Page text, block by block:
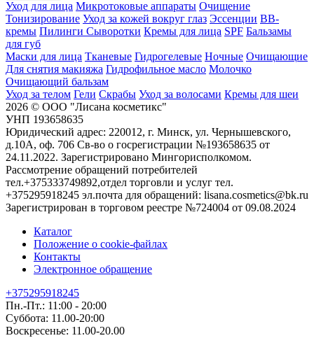
Уход для лица Микротоковые аппараты Очищение
Тонизирование Уход за кожей вокруг глаз Эссенции ВВ-
кремы Пилинги Сыворотки Кремы для лица SPF Бальзамы
для губ
Маски для лица Тканевые Гидрогелевые Ночные Очищающие
Для снятия макияжа Гидрофильное масло Молочко
Очищающий бальзам
Уход за телом Гели Скрабы Уход за волосами Кремы для шеи
2026 © ООО "Лисана косметикс"
УНП 193658635
Юридический адрес: 220012, г. Минск, ул. Чернышевского,
д.10А, оф. 706 Св-во о госрегистрации №193658635 от
24.11.2022. Зарегистрировано Мингорисполкомом.
Рассмотрение обращений потребителей
тел.+375333749892,отдел торговли и услуг тел.
+375295918245 эл.почта для обращений: lisana.cosmetics@bk.ru
Зарегистрирован в торговом реестре №724004 от 09.08.2024
Каталог
Положение о cookie-файлах
Контакты
Электронное обращение
+375295918245
Пн.-Пт.: 11:00 - 20:00
Суббота: 11.00-20:00
Воскресенье: 11.00-20.00